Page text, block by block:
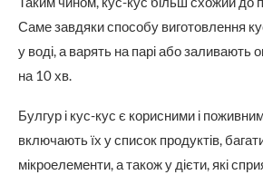
Саме завдяки способу виготовлення
у воді, а варять на парі або заливають
на 10 хв.
Булгур і кус-кус є корисними і
включають їх у список продуктів,
мікроелементи, а також у дієти, які